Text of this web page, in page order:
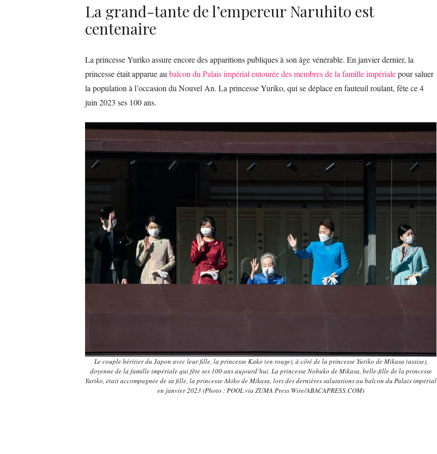
La grand-tante de l’empereur Naruhito est
centenaire
La princesse Yuriko assure encore des apparitions publiques à son âge vénérable. En janvier dernier, la
princesse était apparue au balcon du Palais impérial entourée des membres de la famille impérialepour saluer
la population à l’occasion du Nouvel An. La princesse Yuriko, qui se déplace en fauteuil roulant, fête ce 4
juin 2023 ses 100 ans.
Le couple héritier du Japon avec leur fille, la princesse Kako (en rouge), à côté de la princesse Yuriko de Mikasa (assise),
doyenne de la famille impériale qui fête ses 100 ans aujourd’hui. La princesse Nobuko de Mikasa, belle-fille de la princesse
Yuriko, était accompagnée de sa fille, la princesse Akiko de Mikasa, lors des dernières salutations au balcon du Palais impérial
en janvier 2023 (Photo : POOL via ZUMA Press Wire/ABACAPRESS.COM)